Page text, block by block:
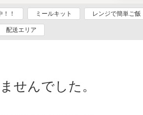
！ ミールキット レンジで簡単ご飯
配送エリア
せんでした。